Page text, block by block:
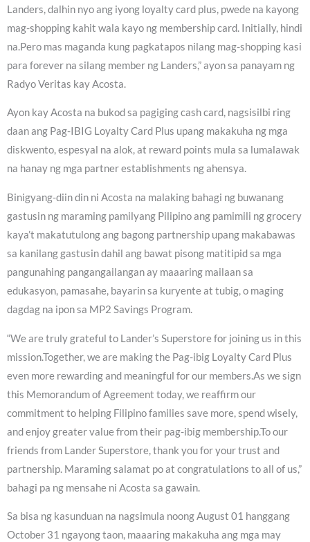
Landers, dalhin nyo ang iyong loyalty card plus, pwede na kayong
mag-shopping kahit wala kayo ng membership card. Initially, hindi
na.Pero mas maganda kung pagkatapos nilang mag-shopping kasi
para forever na silang member ng Landers,” ayon sa panayam ng
Radyo Veritas kay Acosta.
Ayon kay Acosta na bukod sa pagiging cash card, nagsisilbi ring
daan ang Pag-IBIG Loyalty Card Plus upang makakuha ng mga
diskwento, espesyal na alok, at reward points mula sa lumalawak
na hanay ng mga partner establishments ng ahensya.
Binigyang-diin din ni Acosta na malaking bahagi ng buwanang
gastusin ng maraming pamilyang Pilipino ang pamimili ng grocery
kaya’t makatutulong ang bagong partnership upang makabawas
sa kanilang gastusin dahil ang bawat pisong matitipid sa mga
pangunahing pangangailangan ay maaaring mailaan sa
edukasyon, pamasahe, bayarin sa kuryente at tubig, o maging
dagdag na ipon sa MP2 Savings Program.
“We are truly grateful to Lander’s Superstore for joining us in this
mission.Together, we are making the Pag-ibig Loyalty Card Plus
even more rewarding and meaningful for our members.As we sign
this Memorandum of Agreement today, we reaffirm our
commitment to helping Filipino families save more, spend wisely,
and enjoy greater value from their pag-ibig membership.To our
friends from Lander Superstore, thank you for your trust and
partnership. Maraming salamat po at congratulations to all of us,”
bahagi pa ng mensahe ni Acosta sa gawain.
Sa bisa ng kasunduan na nagsimula noong August 01 hanggang
October 31 ngayong taon, maaaring makakuha ang mga may